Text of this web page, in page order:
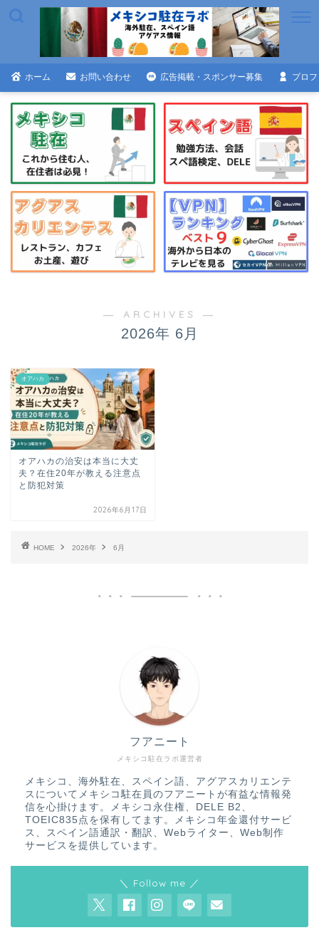
ホーム お問い合わせ 広告掲載・スポンサー募集 プロ
― ARCHIVES ―
2026年 6月
オアハカ
オアハカの治安は本当に大丈
夫？在住20年が教える注意点
と防犯対策
2026年6月17日
HOME 2026年 6月
メキシコ駐在ラボ運営者
フアニート
メキシコ、海外駐在、スペイン語、アグアスカリエンテ
スについてメキシコ駐在員のフアニートが有益な情報発
信を心掛けます。メキシコ永住権、DELE B2、
TOEIC835点を保有してます。メキシコ年金還付サービ
ス、スペイン語通訳・翻訳、Webライター、Web制作
サービスを提供しています。
＼ Follow me ／